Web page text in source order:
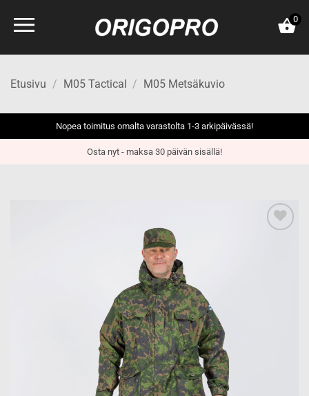
0
Etusivu / M05 Tactical / M05 Metsäkuvio
Nopea toimitus omalta varastolta 1-3 arkipäivässä!
Osta nyt - maksa 30 päivän sisällä!